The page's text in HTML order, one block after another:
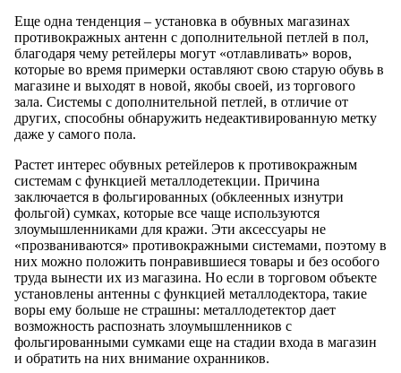
Еще одна тенденция – установка в обувных магазинах
противокражных антенн с дополнительной петлей в пол,
благодаря чему ретейлеры могут «отлавливать» воров,
которые во время примерки оставляют свою старую обувь в
магазине и выходят в новой, якобы своей, из торгового
зала. Системы с дополнительной петлей, в отличие от
других, способны обнаружить недеактивированную метку
даже у самого пола.
Растет интерес обувных ретейлеров к противокражным
системам с функцией металлодетекции. Причина
заключается в фольгированных (обклеенных изнутри
фольгой) сумках, которые все чаще используются
злоумышленниками для кражи. Эти аксессуары не
«прозваниваются» противокражными системами, поэтому в
них можно положить понравившиеся товары и без особого
труда вынести их из магазина. Но если в торговом объекте
установлены антенны с функцией металлодектора, такие
воры ему больше не страшны: металлодетектор дает
возможность распознать злоумышленников с
фольгированными сумками еще на стадии входа в магазин
и обратить на них внимание охранников.